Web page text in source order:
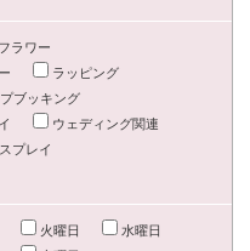
ラワー
ラッピング
ブッキング
ウェディング関連
プレイ
火曜日
水曜日